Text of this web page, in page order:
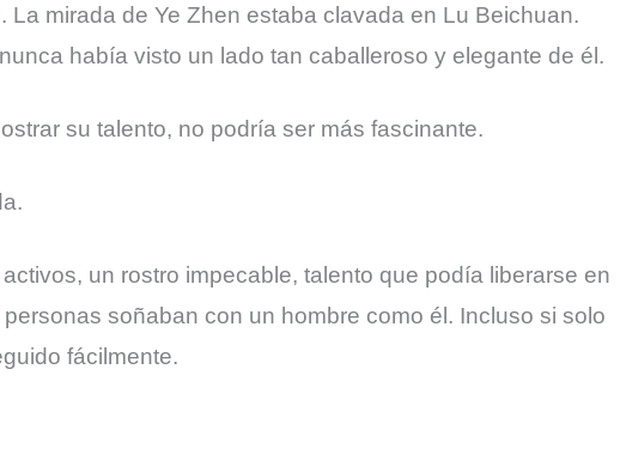
mirada de Ye Zhen estaba clavada en Lu Beichuan.
había visto un lado tan caballeroso y elegante de él.
su talento, no podría ser más fascinante.
un rostro impecable, talento que podía liberarse en
soñaban con un hombre como él. Incluso si solo
fácilmente.